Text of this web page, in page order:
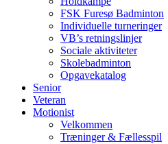
FSK Furesø Badminton
Individuelle turneringer
VB’s retningslinjer
Sociale aktiviteter
Skolebadminton
Opgavekatalog
Senior
Veteran
Motionist
Velkommen
Træninger & Fællesspil